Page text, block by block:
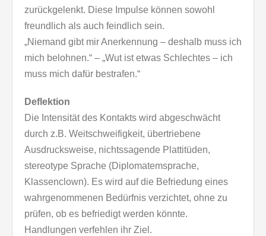
zurückgelenkt. Diese Impulse können sowohl
freundlich als auch feindlich sein.
„Niemand gibt mir Anerkennung – deshalb muss ich
mich belohnen.“ – „Wut ist etwas Schlechtes – ich
muss mich dafür bestrafen.“
Deflektion
Die Intensität des Kontakts wird abgeschwächt
durch z.B. Weitschweifigkeit, übertriebene
Ausdrucksweise, nichtssagende Plattitüden,
stereotype Sprache (Diplomatemsprache,
Klassenclown). Es wird auf die Befriedung eines
wahrgenommenen Bedürfnis verzichtet, ohne zu
prüfen, ob es befriedigt werden könnte.
Handlungen verfehlen ihr Ziel.